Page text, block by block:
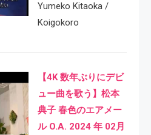
Yumeko Kitaoka /
Koigokoro
【4K 数年ぶりにデビ
ュー曲を歌う】松本
典子 春色のエアメー
ル O.A. 2024 年 02月